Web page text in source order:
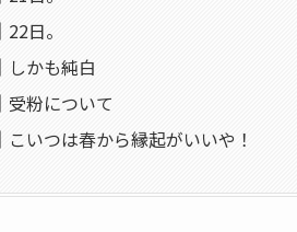
22日。
しかも純白
受粉について
こいつは春から縁起がいいや！